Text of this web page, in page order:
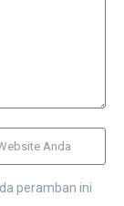
peramban ini